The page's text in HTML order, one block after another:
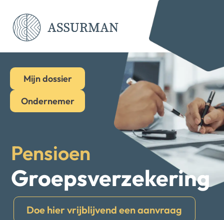
Mijn dossier
Ondernemer
Pensioen
Groepsverzekering
Doe hier vrijblijvend een aanvraag